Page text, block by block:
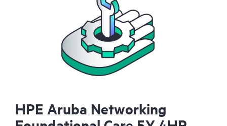
HPE Aruba Networking